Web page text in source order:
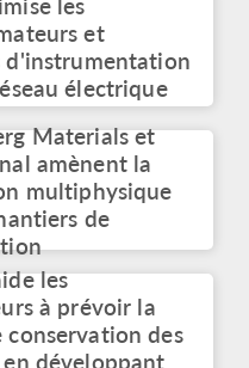
Summit: La
route de la
UTILISATEUR
les origines
des
avec des
de
DE PRESSE
et
d'instrumentation
électrique
Materials et
amènent la
multiphysique
de
les
à prévoir la
conservation des
développant